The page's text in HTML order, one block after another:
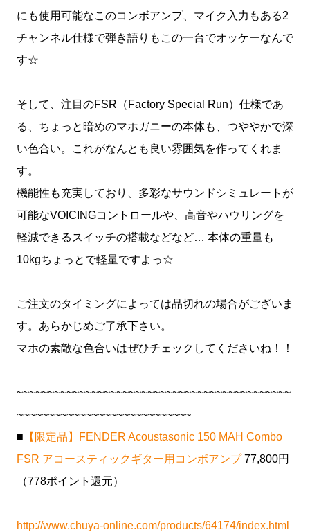
にも使用可能なこのコンボアンプ、マイク入力もある2
チャンネル仕様で弾き語りもこの一台でオッケーなんで
す☆
そして、注目のFSR（Factory Special Run）仕様であ
る、ちょっと暗めのマホガニーの本体も、つややかで深
い色合い。これがなんとも良い雰囲気を作ってくれま
す。
機能性も充実しており、多彩なサウンドシミュレートが
可能なVOICINGコントロールや、高音やハウリングを
軽減できるスイッチの搭載などなど… 本体の重量も
10kgちょっとで軽量ですよっ☆
ご注文のタイミングによっては品切れの場合がございま
す。あらかじめご了承下さい。
マホの素敵な色合いはぜひチェックしてくださいね！！
~~~~~~~~~~~~~~~~~~~~~~~~~~~~~~~~~~~~~~~~~~~~
~~~~~~~~~~~~~~~~~~~~~~~~~~~~
■ 【限定品】FENDER Acoustasonic 150 MAH Combo
FSR アコースティックギター用コンボアンプ77,800円
（778ポイント還元）
http://www.chuya-online.com/products/64174/index.html